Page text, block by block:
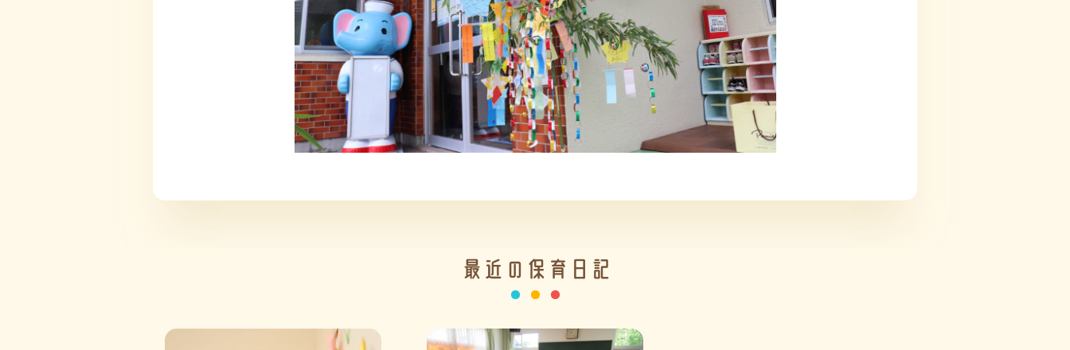
最近の保育日記
情報公開